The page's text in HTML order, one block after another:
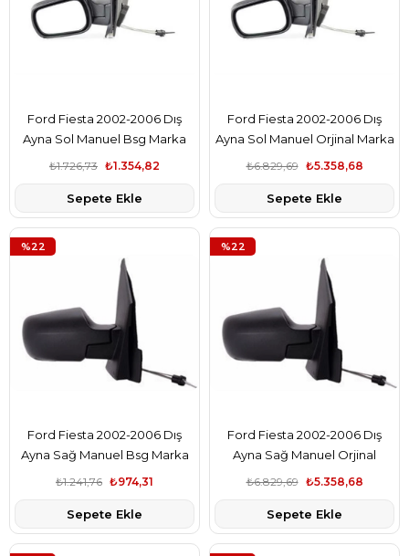
Ford Fiesta 2002-2006 Dış
Ayna Sol Manuel Bsg Marka
2S6117683AX
₺1.354,82
₺1.726,73
Sepete Ekle
Ford Fiesta 2002-2006 Dış
Ayna Sol Manuel Orjinal Marka
2S6117683AX
₺5.358,68
₺6.829,69
Sepete Ekle
Ford Fiesta 2002-2006 Dış
Ayna Sağ Manuel Bsg Marka
2S6117683AX
₺974,31
₺1.241,76
Sepete Ekle
%22
Ford Fiesta 2002-2006 Dış
Ayna Sağ Manuel Orjinal
Marka 2S6117683AX
₺5.358,68
₺6.829,69
Sepete Ekle
%22